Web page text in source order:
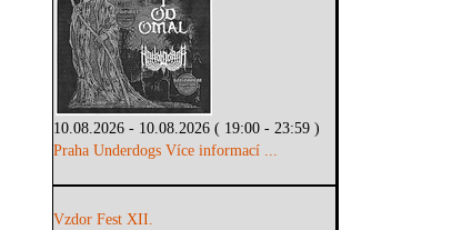
10.08.2026 - 10.08.2026 ( 19:00 - 23:59 )
Praha Underdogs Více informací ...
Vzdor Fest XII.